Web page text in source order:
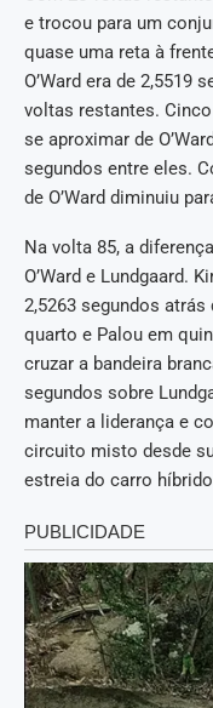
e trocou para um
quase uma reta à
O’Ward era de 2,5519
voltas restantes.
se aproximar de
segundos entre eles.
de O’Ward diminuiu
Na volta 85, a
O’Ward e Lundgaard.
2,5263 segundos
quarto e Palou em
cruzar a bandeira
segundos sobre
manter a liderança e
circuito misto desde
estreia do carro